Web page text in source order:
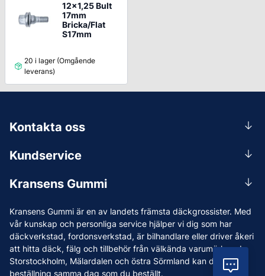
12x1,25 Bult
17mm
Bricka/Flat
S17mm
20 i lager (Omgående
leverans)
Kransens Gummi är en av landets främsta däckgrossister. Med
vår kunskap och personliga service hjälper vi dig som har
däckverkstad, fordonsverkstad, är bilhandlare eller driver åkeri
att hitta däck, fälg och tillbehör från välkända varumärken. I
Storstockholm, Mälardalen och östra Sörmland kan du ha din
beställning samma dag som du beställt.
Kundservice
Leverans
Reklamation & återköp
Betalning & faktura
Köpvillkor
Kransens Gummi
Vi som jobbar på Kransens Gummi
Jobba hos oss
Nyheter
Kontakta oss
0156-409 00
Mån-Tors 07.30-16:30, Fre 07.30-15.00.
Lunchstängt 12:00-12:30